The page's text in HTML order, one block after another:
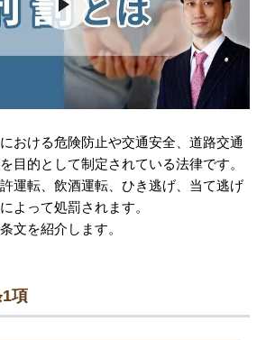
弁護士に依頼
談で解決したい
知りたい方
おける危険防止や交通安全、道路交通
目的として制定されている法律です。
運転、飲酒運転、ひき逃げ、当て逃げ
よって処罰されます。
文を紹介します。
項